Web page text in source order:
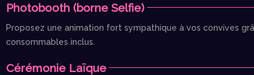
Photobooth (borne Selfie)
Proposez une animation fort sympathique à vos convives
consommables inclus.
Cérémonie Laïque